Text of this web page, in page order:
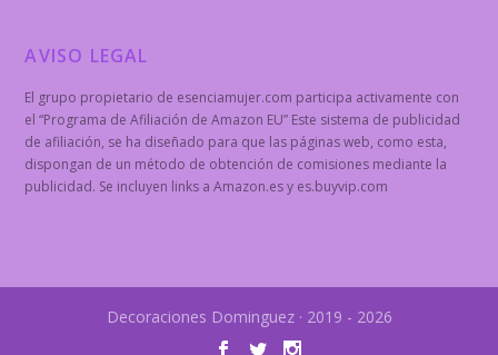
AVISO LEGAL
El grupo propietario de esenciamujer.com participa activamente con
el “Programa de Afiliación de Amazon EU” Este sistema de publicidad
de afiliación, se ha diseñado para que las páginas web, como esta,
dispongan de un método de obtención de comisiones mediante la
publicidad. Se incluyen links a Amazon.es y es.buyvip.com
Decoraciones Dominguez · 2019 - 2026